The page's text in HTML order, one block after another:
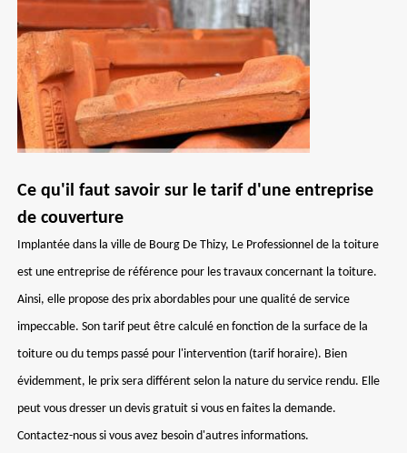
Ce qu'il faut savoir sur le tarif d'une entreprise
de couverture
Implantée dans la ville de Bourg De Thizy, Le Professionnel de la toiture
est une entreprise de référence pour les travaux concernant la toiture.
Ainsi, elle propose des prix abordables pour une qualité de service
impeccable. Son tarif peut être calculé en fonction de la surface de la
toiture ou du temps passé pour l'intervention (tarif horaire). Bien
évidemment, le prix sera différent selon la nature du service rendu. Elle
peut vous dresser un devis gratuit si vous en faites la demande.
Contactez-nous si vous avez besoin d'autres informations.